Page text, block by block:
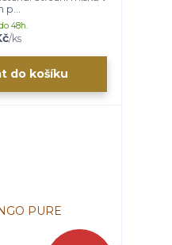
p...
/ks
48h.
do košíku